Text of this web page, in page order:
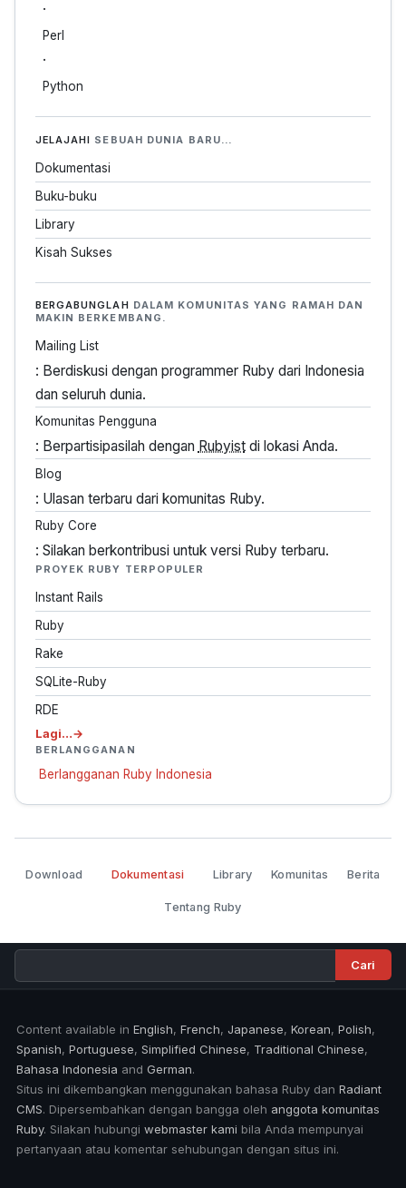
·
Perl
·
Python
JELAJAHI SEBUAH DUNIA BARU…
Dokumentasi
Buku-buku
Library
Kisah Sukses
BERGABUNGLAH DALAM KOMUNITAS YANG RAMAH DAN
MAKIN BERKEMBANG.
Mailing List
: Berdiskusi dengan programmer Ruby dari Indonesia
dan seluruh dunia.
Komunitas Pengguna
: Berpartisipasilah dengan Rubyistdi lokasi Anda.
Blog
: Ulasan terbaru dari komunitas Ruby.
Ruby Core
: Silakan berkontribusi untuk versi Ruby terbaru.
PROYEK RUBY TERPOPULER
Instant Rails
Ruby
Rake
SQLite-Ruby
RDE
Lagi…
BERLANGGANAN
Berlangganan Ruby Indonesia
Download Dokumentasi Library Komunitas Berita
Tentang Ruby
Content available in English, French, Japanese, Korean, Polish,
Spanish, Portuguese, Simplified Chinese, Traditional Chinese,
Bahasa Indonesia and German.
Situs ini dikembangkan menggunakan bahasa Ruby dan Radiant
CMS. Dipersembahkan dengan bangga oleh anggota komunitas
Ruby. Silakan hubungi webmaster kami bila Anda mempunyai
pertanyaan atau komentar sehubungan dengan situs ini.